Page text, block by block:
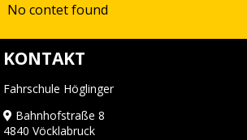
No contet found
KONTAKT
Fahrschule Höglinger
Bahnhofstraße 8
4840 Vöcklabruck